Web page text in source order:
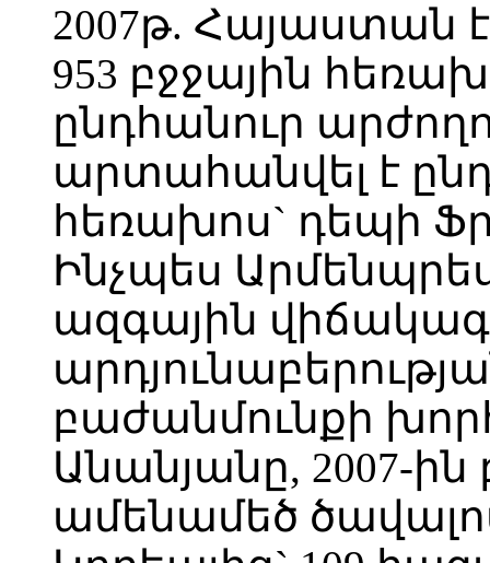
2007թ. Հայաստան
953 բջջային
ընդհանուր
արտահանվել է
հեռախոս` դեպի
Ինչպես
ազգային
բաժանմունքի
Անանյանը, 2007-
ամենամեծ